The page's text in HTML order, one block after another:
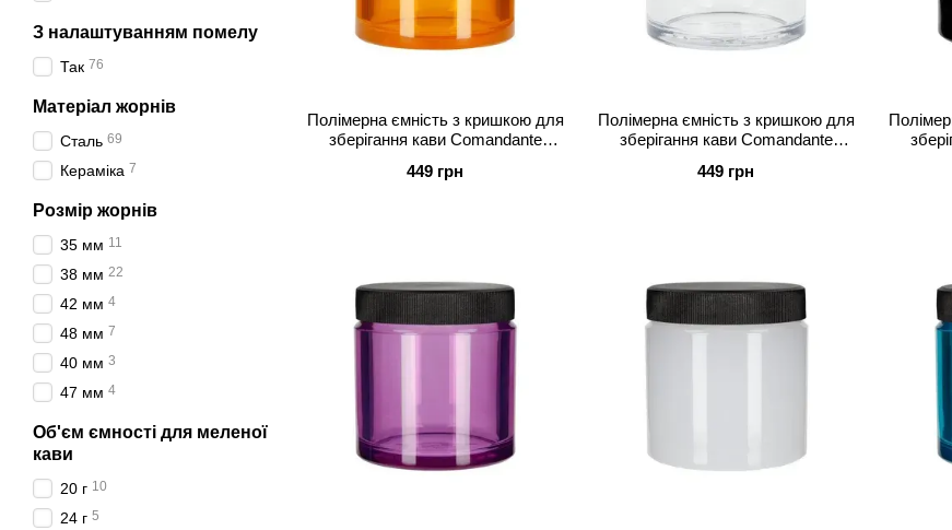
Полімерна ємність з кришкою для
зберігання кави Comandante
449 грн
Полімерна ємність з кришкою для
зберігання кави Comandante
449 грн
З налаштуванням помелу
Так 76
Матеріал жорнів
Сталь 69
Кераміка 7
Розмір жорнів
35 мм 11
38 мм 22
42 мм 4
48 мм 7
40 мм 3
47 мм 4
Об'єм ємності для меленої
кави
20 г 10
24 г 5